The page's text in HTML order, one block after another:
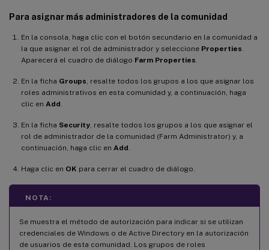
Para asignar más administradores de la comunidad
En la consola, haga clic con el botón secundario en la comunidad a
la que asignar el rol de administrador y seleccione Properties.
Aparecerá el cuadro de diálogo Farm Properties.
En la ficha Groups, resalte todos los grupos a los que asignar los
roles administrativos en esta comunidad y, a continuación, haga
clic en Add.
En la ficha Security, resalte todos los grupos a los que asignar el
rol de administrador de la comunidad (Farm Administrator) y, a
continuación, haga clic en Add.
Haga clic en OK para cerrar el cuadro de diálogo.
NOTA:
Se muestra el método de autorización para indicar si se utilizan
credenciales de Windows o de Active Directory en la autorización
de usuarios de esta comunidad. Los grupos de roles